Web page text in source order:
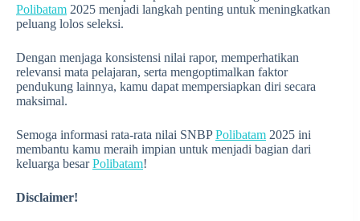
Polibatam 2025 menjadi langkah penting untuk meningkatkan
peluang lolos seleksi.
Dengan menjaga konsistensi nilai rapor, memperhatikan
relevansi mata pelajaran, serta mengoptimalkan faktor
pendukung lainnya, kamu dapat mempersiapkan diri secara
maksimal.
Semoga informasi rata-rata nilai SNBPPolibatam 2025 ini
membantu kamu meraih impian untuk menjadi bagian dari
keluarga besarPolibatam!
Disclaimer!